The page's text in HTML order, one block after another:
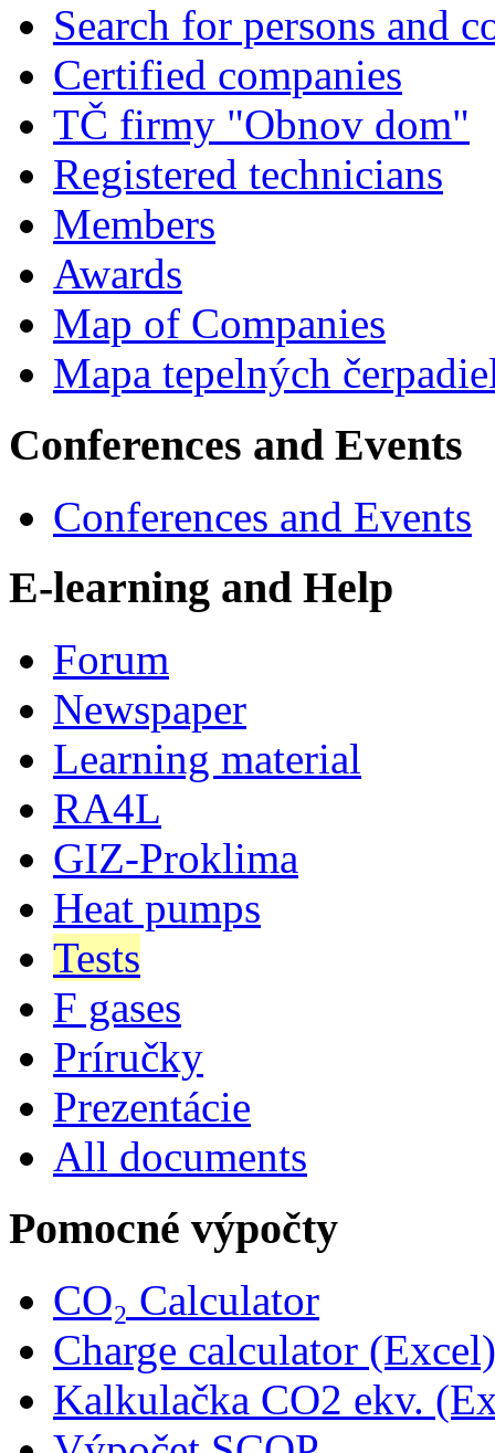
Search for persons and
Certified companies
TČ firmy "Obnov dom"
Registered technicians
Members
Awards
Map of Companies
Mapa tepelných
Conferences and Events
Conferences and Events
E-learning and Help
Forum
Newspaper
Learning material
RA4L
GIZ-Proklima
Heat pumps
Tests
F gases
Príručky
Prezentácie
All documents
Pomocné výpočty
CO₂ Calculator
Charge calculator (Excel)
Kalkulačka CO2 ekv.